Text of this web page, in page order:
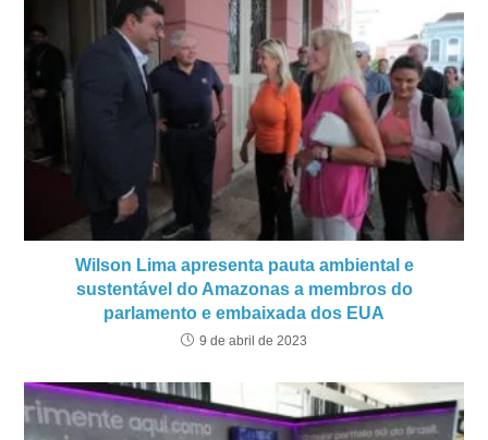
Wilson Lima apresenta pauta ambiental e
sustentável do Amazonas a membros do
parlamento e embaixada dos EUA
9 de abril de 2023